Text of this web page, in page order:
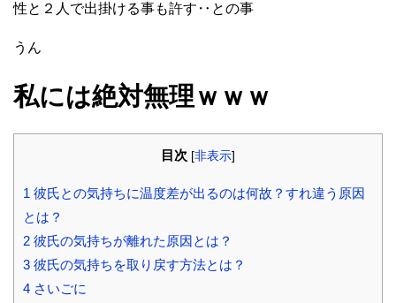
性と２人で出掛ける事も許す‥との事
うん
私には絶対無理ｗｗｗ
目次 [非表示]
1 彼氏との気持ちに温度差が出るのは何故？すれ違う原因
とは？
2 彼氏の気持ちが離れた原因とは？
3 彼氏の気持ちを取り戻す方法とは？
4 さいごに